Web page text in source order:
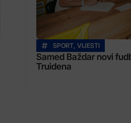
SPORT, VIJESTI
Samed Baždar novi
Truidena